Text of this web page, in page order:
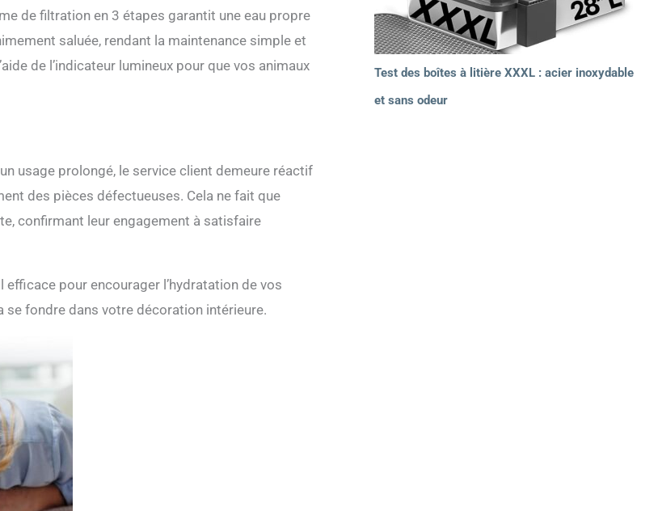
de filtration en 3 étapes garantit une eau propre
saluée, rendant la maintenance simple et
de l’indicateur lumineux pour que vos animaux
usage prolongé, le service client demeure réactif
des pièces défectueuses. Cela ne fait que
confirmant leur engagement à satisfaire
pour encourager l’hydratation de vos
se fondre dans votre décoration intérieure.
Test des boîtes à litière XXXL : acier inoxydable
et sans odeur